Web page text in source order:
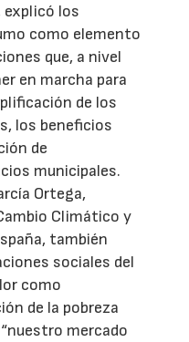
explicó los
como elemento
que, a nivel
en marcha para
de los
los beneficios
de
municipales.
Ortega,
Climático y
también
sociales del
como
de la pobreza
mercado